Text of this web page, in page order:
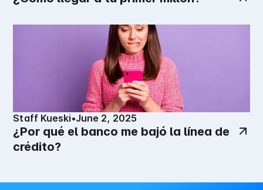
Staff Kueski•June 2, 2025
¿Por qué el banco me bajó la línea de
crédito?